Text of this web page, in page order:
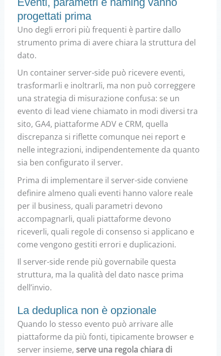
progettati prima
Uno degli errori più frequenti è partire dallo
strumento prima di avere chiara la struttura del
dato.
Un container server-side può ricevere eventi,
trasformarli e inoltrarli, ma non può correggere
una strategia di misurazione confusa: se un
evento di lead viene chiamato in modi diversi tra
sito, GA4, piattaforme ADV e CRM, quella
discrepanza si riflette comunque nei report e
nelle integrazioni, indipendentemente da quanto
sia ben configurato il server.
Prima di implementare il server-side conviene
definire almeno quali eventi hanno valore reale
per il business, quali parametri devono
accompagnarli, quali piattaforme devono
riceverli, quali regole di consenso si applicano e
come vengono gestiti errori e duplicazioni.
Il server-side rende più governabile questa
struttura, ma la qualità del dato nasce prima
dell’invio.
La deduplica non è opzionale
Quando lo stesso evento può arrivare alle
piattaforme da più fonti, tipicamente browser e
server insieme, serve una regola chiara di